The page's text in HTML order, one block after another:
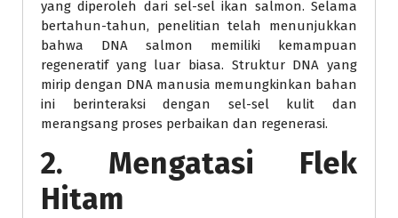
yang diperoleh dari sel-sel ikan salmon. Selama
bertahun-tahun, penelitian telah menunjukkan
bahwa DNA salmon memiliki kemampuan
regeneratif yang luar biasa. Struktur DNA yang
mirip dengan DNA manusia memungkinkan bahan
ini berinteraksi dengan sel-sel kulit dan
merangsang proses perbaikan dan regenerasi.
2. Mengatasi Flek
Hitam